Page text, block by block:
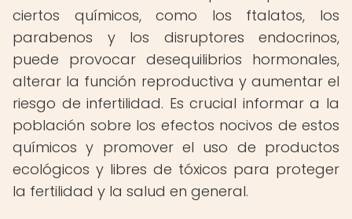
ciertos químicos, como los ftalatos, los
parabenos y los disruptores endocrinos,
puede provocar desequilibrios hormonales,
alterar la función reproductiva y aumentar el
riesgo de infertilidad. Es crucial informar a la
población sobre los efectos nocivos de estos
químicos y promover el uso de productos
ecológicos y libres de tóxicos para proteger
la fertilidad y la salud en general.